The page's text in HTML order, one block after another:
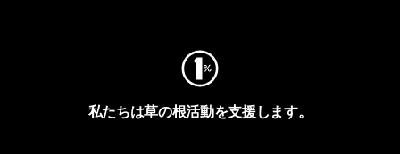
私たちは草の根活動を支援します。